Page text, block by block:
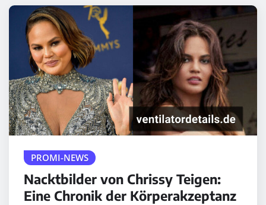
PROMI-NEWS
Nacktbilder von Chrissy Teigen:
Eine Chronik der Körperakzeptanz